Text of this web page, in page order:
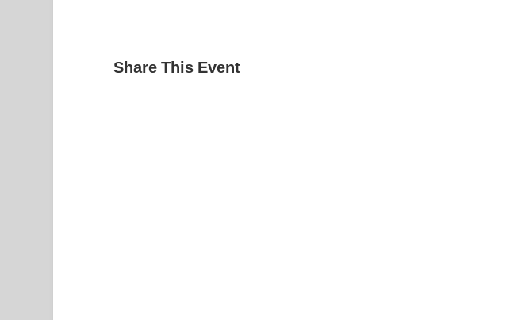
Share This Event